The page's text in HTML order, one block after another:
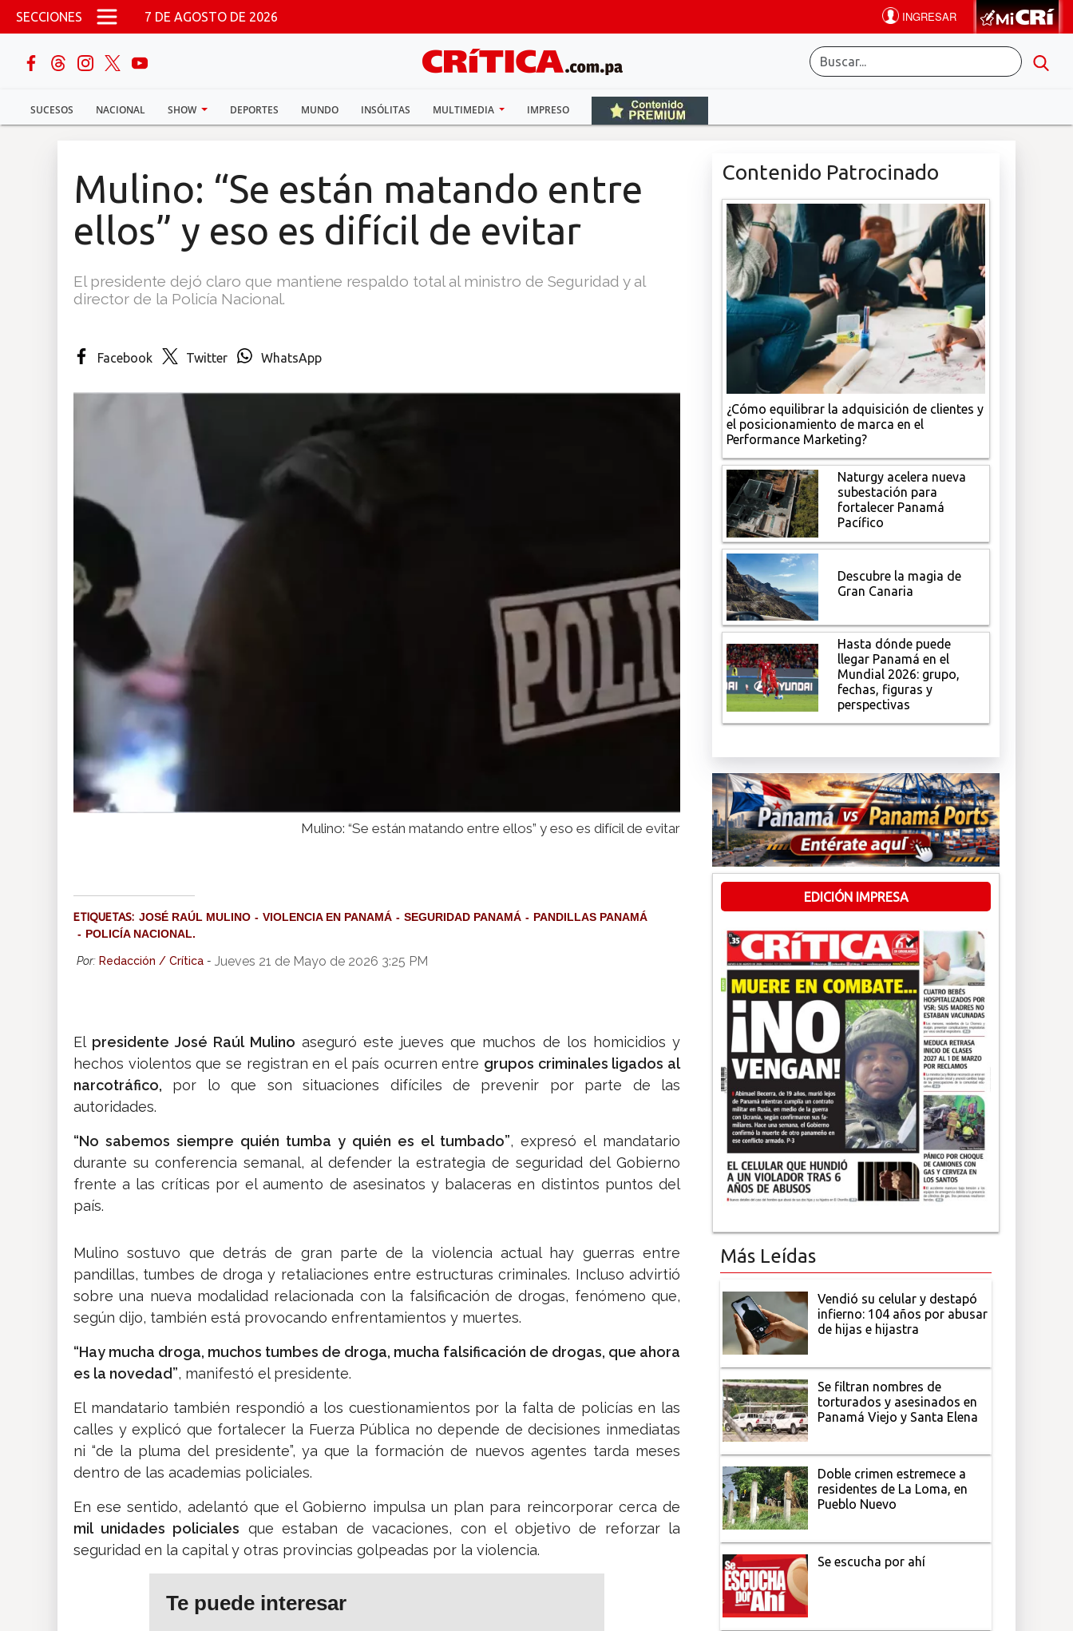
Pasar al contenido principal
SECCIONES 7 DE AGOSTO DE 2026
SUCESOS NACIONAL SHOW DEPORTES MUNDO INSÓLITAS MULTIMEDIA IMPRESO
buscar
Sucesos
Mulino: “Se están matando entre
ellos” y eso es difícil de evitar
El presidente dejó claro que mantiene respaldo total al ministro de Seguridad y al
director de la Policía Nacional.
Facebook Twitter WhatsApp
Mulino: “Se están matando entre ellos” y eso es difícil de evitar
ETIQUETAS: JOSÉ RAÚL MULINO VIOLENCIA EN PANAMÁ SEGURIDAD PANAMÁ
PANDILLAS PANAMÁ
POLICÍA NACIONAL.
Por: Redacción / Crítica - Jueves 21 de Mayo de 2026 3:25 PM
El presidente José Raúl Mulino aseguró este jueves que muchos de los homicidios y
hechos violentos que se registran en el país ocurren entre grupos criminales ligados al
narcotráfico, por lo que son situaciones difíciles de prevenir por parte de las
autoridades.
“No sabemos siempre quién tumba y quién es el tumbado”, expresó el mandatario
durante su conferencia semanal, al defender la estrategia de seguridad del Gobierno
frente a las críticas por el aumento de asesinatos y balaceras en distintos puntos del
país.
Mulino sostuvo que detrás de gran parte de la violencia actual hay guerras entre
pandillas, tumbes de droga y retaliaciones entre estructuras criminales. Incluso advirtió
sobre una nueva modalidad relacionada con la falsificación de drogas, fenómeno que,
según dijo, también está provocando enfrentamientos y muertes.
“Hay mucha droga, muchos tumbes de droga, mucha falsificación de drogas, que ahora
es la novedad”, manifestó el presidente.
El mandatario también respondió a los cuestionamientos por la falta de policías en las
calles y explicó que fortalecer la Fuerza Pública no depende de decisiones inmediatas
ni “de la pluma del presidente”, ya que la formación de nuevos agentes tarda meses
dentro de las academias policiales.
En ese sentido, adelantó que el Gobierno impulsa un plan para reincorporar cerca de
mil unidades policiales que estaban de vacaciones, con el objetivo de reforzar la
seguridad en la capital y otras provincias golpeadas por la violencia.
Te puede interesar
Contenido Patrocinado
¿Cómo equilibrar la adquisición de clientes y
el posicionamiento de marca en el
Performance Marketing?
Naturgy acelera nueva
subestación para
fortalecer Panamá
Pacífico
Descubre la magia de
Gran Canaria
Hasta dónde puede
llegar Panamá en el
Mundial 2026: grupo,
fechas, figuras y
perspectivas
EDICIÓN IMPRESA
Más Leídas
Vendió su celular y destapó
infierno: 104 años por abusar
de hijas e hijastra
Se filtran nombres de
torturados y asesinados en
Panamá Viejo y Santa Elena
Doble crimen estremece a
residentes de La Loma, en
Pueblo Nuevo
Se escucha por ahí